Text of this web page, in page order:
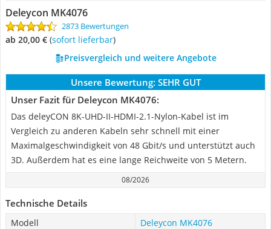
Deleycon MK4076
2873 Bewertungen
ab 20,00 € ( Sofort lieferbar)
Preisvergleich und weitere Angebote
Unsere Bewertung: SEHR GUT
Unser Fazit für Deleycon MK4076:
Das deleyCON 8K-UHD-II-HDMI-2.1-Nylon-Kabel ist im
Vergleich zu anderen Kabeln sehr schnell mit einer
Maximalgeschwindigkeit von 48 Gbit/s und unterstützt auch
3D. Außerdem hat es eine lange Reichweite von 5 Metern.
08/2026
Technische Details
Modell
Deleycon MK4076